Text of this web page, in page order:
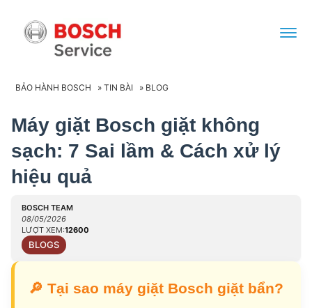
BẢO HÀNH BOSCH » TIN BÀI » BLOG
Máy giặt Bosch giặt không
sạch: 7 Sai lầm & Cách xử lý
hiệu quả
BOSCH TEAM
08/05/2026
LƯỢT XEM:12600
BLOGS
🔎 Tại sao máy giặt Bosch giặt bẩn?